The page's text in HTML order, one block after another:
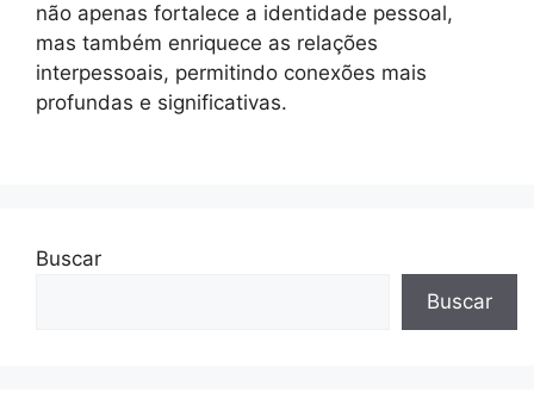
não apenas fortalece a identidade pessoal,
mas também enriquece as relações
interpessoais, permitindo conexões mais
profundas e significativas.
Buscar
Buscar